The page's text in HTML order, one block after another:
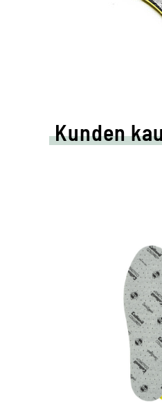
Kunden
Luftige
weiche Latex-
saugfähiger
unterstützt eine
durch eine